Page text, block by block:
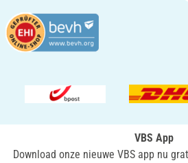
VBS App
Download onze nieuwe VBS app nu